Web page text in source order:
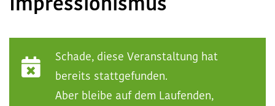
Kommende ART BREAKS
Exclusive ART BREAKS
Vergangene ART BREAKS
Schade, diese Veranstaltung hat
bereits stattgefunden.
Aber bleibe auf dem Laufenden,